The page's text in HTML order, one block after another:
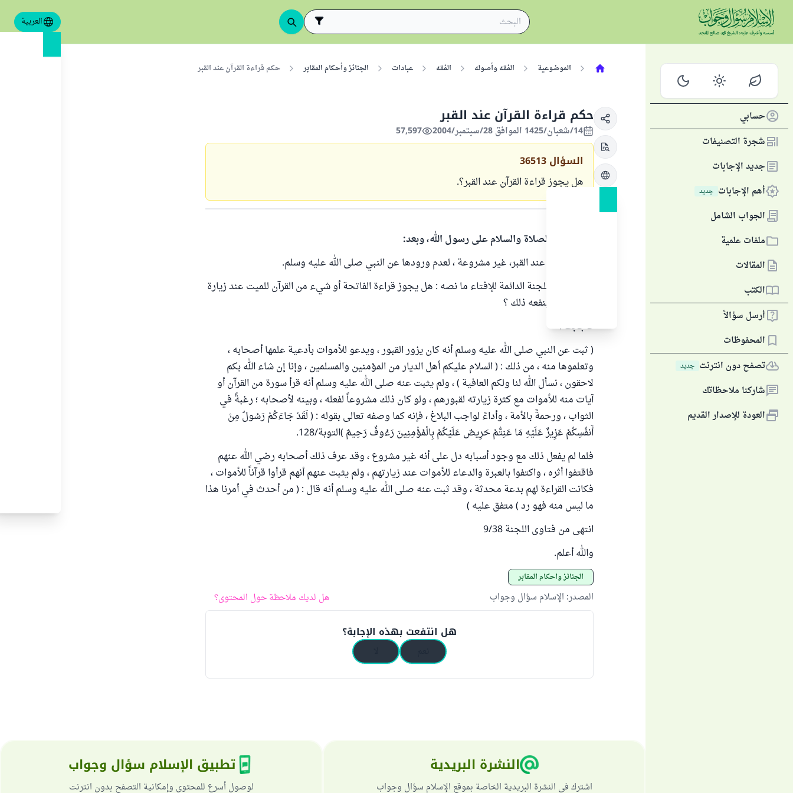
العربية
حسابي
شجرة التصنيفات
جديد الإجابات
أهم الإجابات جديد
الجواب الشامل
ملفات علمية
المقالات
الكتب
أرسل سؤالاً
المحفوظات
تصفح دون انترنت جديد
شاركنا ملاحظاتك
العودة للإصدار القديم
الموضوعية الفقه وأصوله الفقه عبادات الجنائز وأحكام المقابر حكم قراءة القرآن عند القبر
حكم قراءة القرآن عند القبر
14/شعبان/1425 الموافق 28/سبتمبر/2004 57,597
السؤال 36513
هل يجوز قراءة القرآن عند القبر؟.
الحمد لله والصلاة والسلام على رسول الله، وبعد:
قراءة القرآن عند القبر، غير مشروعة ، لعدم ورودها عن النبي صلى الله عليه وسلم.
وقد سئلت اللجنة الدائمة للإفتاء ما نصه : هل يجوز قراءة الفاتحة أو شيء من القرآن للميت عند زيارة
قبره ، وهل ينفعه ذلك ؟
فأجابت :
( ثبت عن النبي صلى الله عليه وسلم أنه كان يزور القبور ، ويدعو للأموات بأدعية علمها أصحابه ،
وتعلموها منه ، من ذلك : ( السلام عليكم أهل الديار من المؤمنين والمسلمين ، وإنا إن شاء الله بكم
لاحقون ، نسأل الله لنا ولكم العافية ) ، ولم يثبت عنه صلى الله عليه وسلم أنه قرأ سورة من القرآن أو
آيات منه للأموات مع كثرة زيارته لقبورهم ، ولو كان ذلك مشروعاً لفعله ، وبينه لأصحابه ؛ رغبةً في
الثواب ، ورحمةً بالأمة ، وأداءً لواجب البلاغ ، فإنه كما وصفه تعالى بقوله : ( لَقَدْ جَاءَكُمْ رَسُولٌ مِنْ
أَنفُسِكُمْ عَزِيزٌ عَلَيْهِ مَا عَنِتُّمْ حَرِيصٌ عَلَيْكُمْ بِالْمُؤْمِنِينَ رَءُوفٌ رَحِيمٌ )التوبة/128.
فلما لم يفعل ذلك مع وجود أسبابه دل على أنه غير مشروع ، وقد عرف ذلك أصحابه رضي الله عنهم
فاقتفوا أثره ، واكتفوا بالعبرة والدعاء للأموات عند زيارتهم ، ولم يثبت عنهم أنهم قرأوا قرآناً للأموات ،
فكانت القراءة لهم بدعة محدثة ، وقد ثبت عنه صلى الله عليه وسلم أنه قال : ( من أحدث في أمرنا هذا
ما ليس منه فهو رد ) متفق عليه )
انتهى من فتاوى اللجنة 9/38
والله أعلم.
الجنائز وأحكام المقابر
المصدر: الإسلام سؤال وجواب هل لديك ملاحظة حول المحتوى؟
هل انتفعت بهذه الإجابة؟
النشرة البريدية
اشترك في النشرة البريدية الخاصة بموقع الإسلام سؤال وجواب
تطبيق الإسلام سؤال وجواب
لوصول أسرع للمحتوى وإمكانية التصفح بدون انترنت